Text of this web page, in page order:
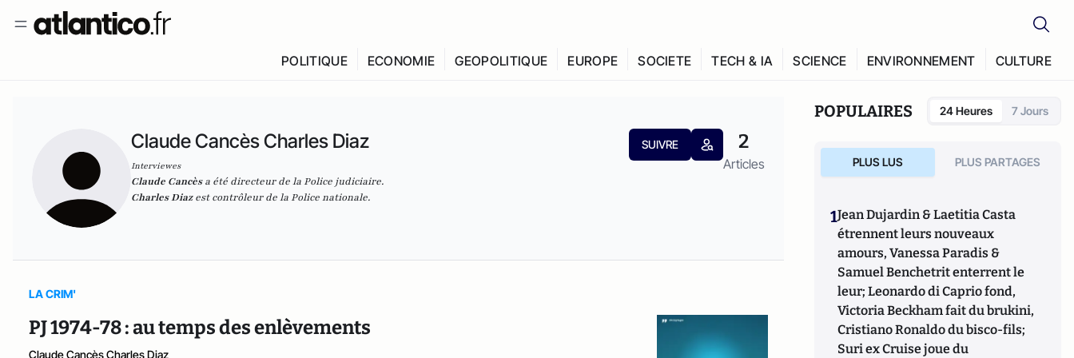
POLITIQUE ECONOMIE GEOPOLITIQUE EUROPE SOCIETE TECH & IA SCIENCE ENVIRONNEMENT CULTURE
Claude Cancès Charles Diaz
Interviewes
SUIVRE 2
Articles
Claude Cancèsa été directeur de la Police judiciaire.
Charles Diazest contrôleur de la Police nationale.
LA CRIM'
PJ 1974-78 : au temps des enlèvements
Claude Cancès Charles Diaz
POPULAIRES 24 Heures 7 Jours
PLUS LUS PLUS PARTAGES
1Jean Dujardin & Laetitia Casta
étrennent leurs nouveaux
amours, Vanessa Paradis &
Samuel Benchetrit enterrent le
leur; Leonardo di Caprio fond,
Victoria Beckham fait du brukini,
Cristiano Ronaldo du bisco-fils;
Suri ex Cruise joue du